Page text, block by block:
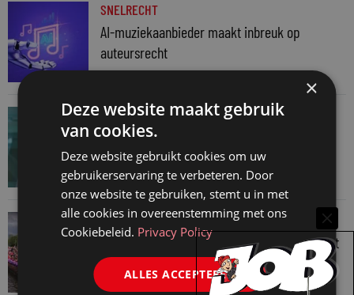
SNELRECHT
AI-muziekaanbieder maakt inbreuk op
auteursrecht
4 augustus 2026
JURIDISCH NIEUWS
Hugo Nieuwenhuizen over puzzels, puzzelen
en taalvondsten
3 augustus 2026
JURIDISCH NIEUWS
Regenboognetwerk van de Rechtspraak vaart
mee met botenparade Pride
3 augustus 2026
×
Deze website maakt gebruik
van cookies.
Deze website gebruikt cookies om uw
gebruikerservaring te verbeteren. Door
onze website te gebruiken, stemt u in met
alle cookies in overeenstemming met ons
Cookiebeleid. Privacy Policy
ALLES ACCEPTEREN